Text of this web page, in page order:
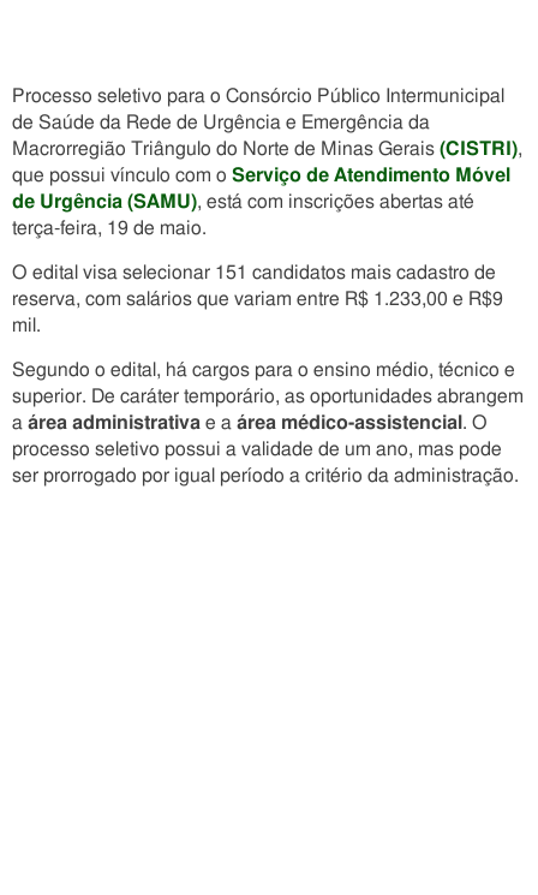
Processo seletivo para o Consórcio Público Intermunicipal
de Saúde da Rede de Urgência e Emergência da
Macrorregião Triângulo do Norte de Minas Gerais (CISTRI),
que possui vínculo com o Serviço de Atendimento Móvel
de Urgência (SAMU), está com inscrições abertas até
terça-feira, 19 de maio.
O edital visa selecionar 151 candidatos mais cadastro de
reserva, com salários que variam entre R$ 1.233,00 e R$9
mil.
Segundo o edital, há cargos para o ensino médio, técnico e
superior. De caráter temporário, as oportunidades abrangem
a área administrativa e a área médico-assistencial . O
processo seletivo possui a validade de um ano, mas pode
ser prorrogado por igual período a critério da administração.